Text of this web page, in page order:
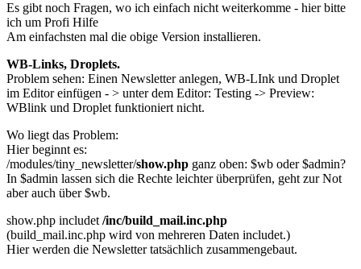
Es gibt noch Fragen, wo ich einfach nicht weiterkomme - hier bitte
ich um Profi Hilfe
Am einfachsten mal die obige Version installieren.
WB-Links, Droplets.
Problem sehen: Einen Newsletter anlegen, WB-LInk und Droplet
im Editor einfügen - > unter dem Editor: Testing -> Preview:
WBlink und Droplet funktioniert nicht.
Wo liegt das Problem:
Hier beginnt es:
/modules/tiny_newsletter/show.php ganz oben: $wb oder $admin?
In $admin lassen sich die Rechte leichter überprüfen, geht zur Not
aber auch über $wb.
show.php includet /inc/build_mail.inc.php
(build_mail.inc.php wird von mehreren Daten includet.)
Hier werden die Newsletter tatsächlich zusammengebaut.